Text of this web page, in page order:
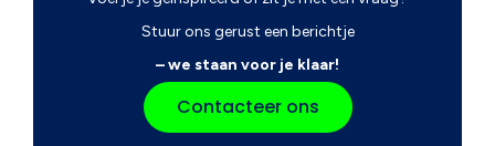
Stuur ons gerust een berichtje
– we staan voor je klaar!
Contacteer ons